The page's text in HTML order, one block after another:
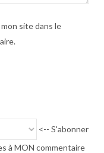
site dans le
<-- S'abonner
à MON commentaire